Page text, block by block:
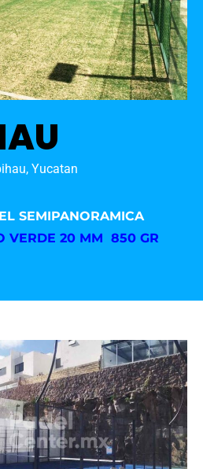
Yucatan
SEMIPANORAMICA
VERDE 20 MM 850 GR